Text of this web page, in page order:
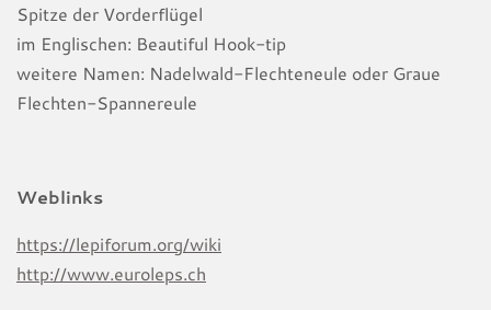
Spitze der Vorderflügel
im Englischen: Beautiful Hook-tip
weitere Namen: Nadelwald-Flechteneule oder Graue
Flechten-Spannereule
Weblinks
https://lepiforum.org/wiki
http://www.euroleps.ch